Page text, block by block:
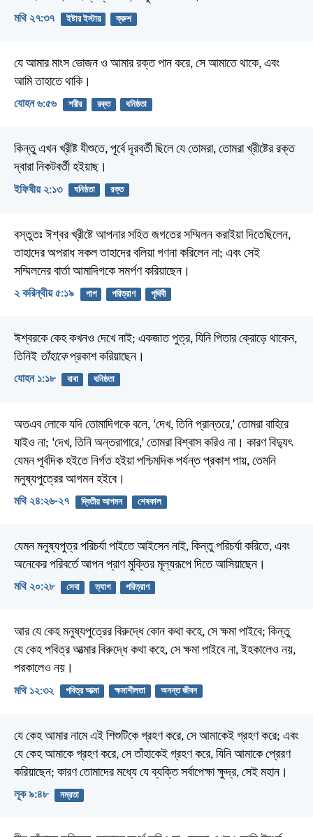
মথি ২৭:৩৭ ইষ্টার ইস্টার ক্রুশ
যে আমার মাংস ভোজন ও আমার রক্ত পান করে, সে আমাতে থাকে, এবং
আমি তাহাতে থাকি।
যোহন ৬:৫৬ শরীর রক্ত ঘনিষ্ঠতা
কিন্তু এখন খ্রীষ্ট যীশুতে, পূর্বে দূরবর্তী ছিলে যে তোমরা, তোমরা খ্রীষ্টের রক্ত
দ্বারা নিকটবর্তী হইয়াছ।
ইফিষীয় ২:১৩ ঘনিষ্ঠতা রক্ত
বস্তুতঃ ঈশ্বর খ্রীষ্টে আপনার সহিত জগতের সম্মিলন করাইয়া দিতেছিলেন,
তাহাদের অপরাধ সকল তাহাদের বলিয়া গণনা করিলেন না; এবং সেই
সম্মিলনের বার্তা আমাদিগকে সমর্পণ করিয়াছেন।
২ করিন্থীয় ৫:১৯ পাপ পরিত্রাণ পৃথিবী
ঈশ্বরকে কেহ কখনও দেখে নাই; একজাত পুত্র, যিনি পিতার ক্রোড়ে থাকেন,
তিনিই তাঁহাকেপ্রকাশ করিয়াছেন।
যোহন ১:১৮ বাবা ঘনিষ্ঠতা
অতএব লোকে যদি তোমাদিগকে বলে, ‘দেখ, তিনি প্রান্তরে,’ তোমরা বাহিরে
যাইও না; ‘দেখ, তিনি অন্তরাগারে,’ তোমরা বিশ্বাস করিও না। কারণ বিদ্যুৎ
যেমন পূর্বদিক হইতে নির্গত হইয়া পশ্চিমদিক পর্যন্ত প্রকাশ পায়, তেমনি
মনুষ্যপুত্রের আগমন হইবে।
মথি ২৪:২৬-২৭ দ্বিতীয় আগমন শেষকাল
যেমন মনুষ্যপুত্র পরিচর্যা পাইতে আইসেন নাই, কিন্তু পরিচর্যা করিতে, এবং
অনেকের পরিবর্তে আপন প্রাণ মুক্তির মূল্যরূপে দিতে আসিয়াছেন।
মথি ২০:২৮ সেবা ত্যাগ পরিত্রাণ
আর যে কেহ মনুষ্যপুত্রের বিরুদ্ধে কোন কথা কহে, সে ক্ষমা পাইবে; কিন্তু
যে কেহ পবিত্র আত্মার বিরুদ্ধে কথা কহে, সে ক্ষমা পাইবে না, ইহকালেও নয়,
পরকালেও নয়।
মথি ১২:৩২ পবিত্র আত্মা ক্ষমাশীলতা অনন্ত জীবন
যে কেহ আমার নামে এই শিশুটিকে গ্রহণ করে, সে আমাকেই গ্রহণ করে; এবং
যে কেহ আমাকে গ্রহণ করে, সে তাঁহাকেই গ্রহণ করে, যিনি আমাকে প্রেরণ
করিয়াছেন; কারণ তোমাদের মধ্যে যে ব্যক্তি সর্বাপেক্ষা ক্ষুদ্র, সেই মহান।
লূক ৯:৪৮ নম্রতা